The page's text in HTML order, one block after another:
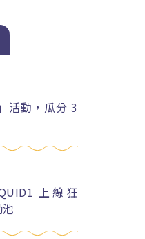
活動，瓜分 3
上線狂